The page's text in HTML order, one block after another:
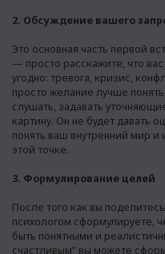
2. Обсуждение вашего
Это основная часть первой
— просто расскажите, что
угодно: тревога, кризис,
просто желание лучше
слушать, задавать
картину. Он не будет давать
понять ваш внутренний мир и
этой точке.
3. Формулирование целей
После того как вы
психологом сформулируете,
быть понятными и
счастливым” вы можете